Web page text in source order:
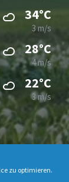
zu optimieren.
34°C
3 m/s
28°C
4 m/s
22°C
3 m/s